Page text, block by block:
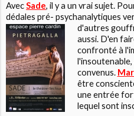
AvecSade, il y a un vrai sujet.
dédales pré- psychanalytiques
d'autres
aussi. D'en
confronté à
convenus.
être
une entrée
lequel sont